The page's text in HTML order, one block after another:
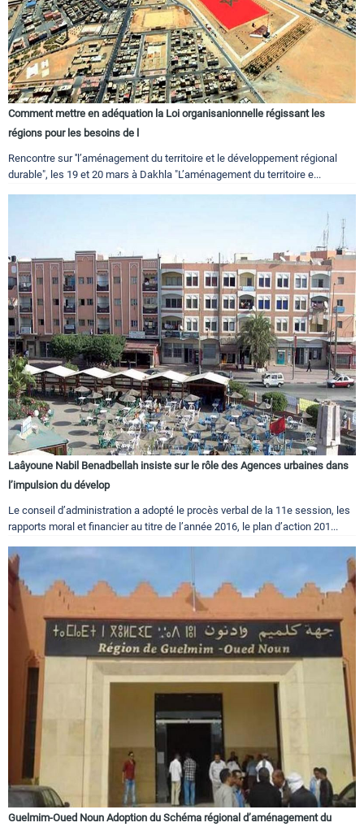
Comment mettre en adéquation la Loi organisanionnelle régissant les
régions pour les besoins de l
Rencontre sur ''l’aménagement du territoire et le développement régional
durable", les 19 et 20 mars à Dakhla "L’aménagement du territoire e...
Laâyoune Nabil Benadbellah insiste sur le rôle des Agences urbaines dans
l’impulsion du dévelop
Le conseil d’administration a adopté le procès verbal de la 11e session, les
rapports moral et financier au titre de l’année 2016, le plan d’action 201...
Guelmim-Oued Noun Adoption du Schéma régional d’aménagement du